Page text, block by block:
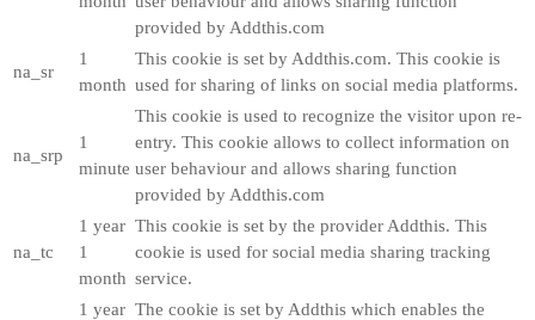
provided by Addthis.com
na_sr
1
month
This cookie is set by Addthis.com. This cookie is
used for sharing of links on social media platforms.
na_srp
1
minute
This cookie is used to recognize the visitor upon re-
entry. This cookie allows to collect information on
user behaviour and allows sharing function
provided by Addthis.com
na_tc
1 year
1
month
This cookie is set by the provider Addthis. This
cookie is used for social media sharing tracking
service.
1 year The cookie is set by Addthis which enables the